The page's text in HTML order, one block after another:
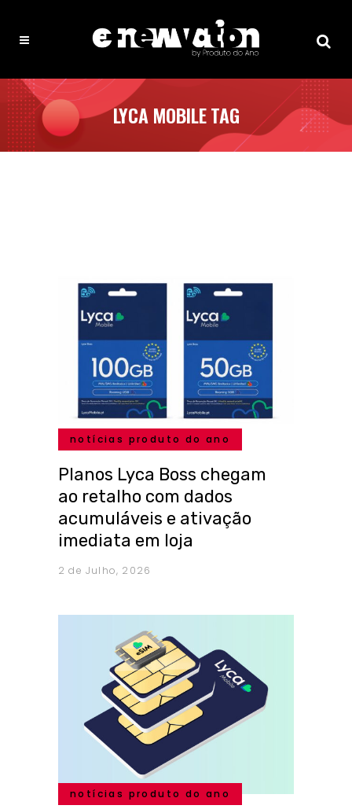
LYCA MOBILE TAG
notícias produto do ano
Planos Lyca Boss chegam
ao retalho com dados
acumuláveis e ativação
imediata em loja
2 de Julho, 2026
notícias produto do ano